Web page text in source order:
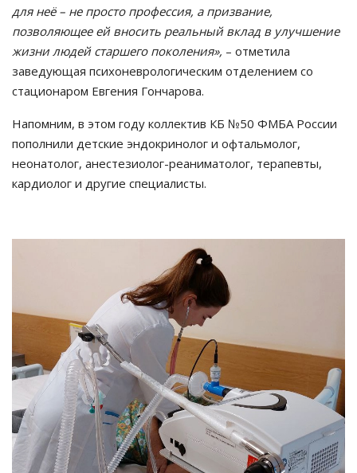
для неё – не просто профессия, а призвание,
позволяющее ей вносить реальный вклад в улучшение
жизни людей старшего поколения», – отметила
заведующая психоневрологическим отделением со
стационаром Евгения Гончарова.
Напомним, в этом году коллектив КБ №50 ФМБА России
пополнили детские эндокринолог и офтальмолог,
неонатолог, анестезиолог-реаниматолог, терапевты,
кардиолог и другие специалисты.